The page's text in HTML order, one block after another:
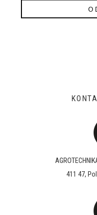
411 47,